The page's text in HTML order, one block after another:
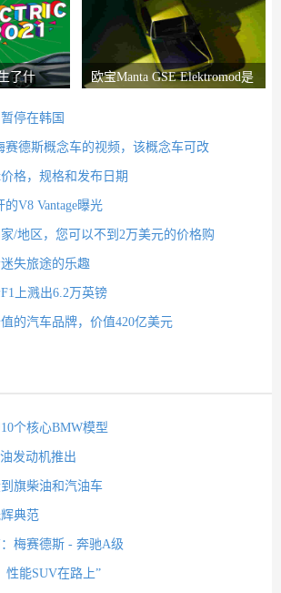
了什
欧宝Manta GSE Elektromod是
停在韩国
赛德斯概念车的视频，该概念车可改
格，规格和发布日期
V8 Vantage曝光
/地区，您可以不到2万美元的价格购
失旅途的乐趣
上溅出6.2万英镑
的汽车品牌，价值420亿美元
个核心BMW模型
发动机推出
旗柴油和汽油车
典范
梅赛德斯 - 奔驰A级
性能SUV在路上”